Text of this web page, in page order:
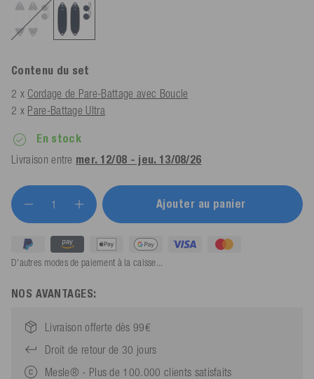
Contenu du set
2 x Cordage de Pare-Battage avec Boucle
2 x Pare-Battage Ultra
En stock
Livraison entre mer. 12/08 - jeu. 13/08/26
Ajouter au panier
D'autres modes de paiement à la caisse...
NOS AVANTAGES:
Livraison offerte dès 99€
Droit de retour de 30 jours
Mesle® - Plus de 100.000 clients satisfaits